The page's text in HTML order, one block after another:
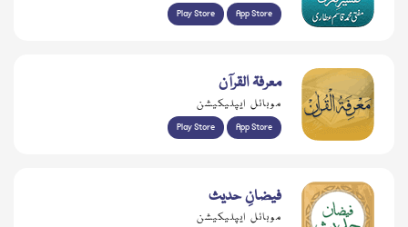
Play Store App Store
معرفۃ القرآن
موبائل ایپلیکیشن
Play Store App Store
فیضانِ حدیث
موبائل ایپلیکیشن